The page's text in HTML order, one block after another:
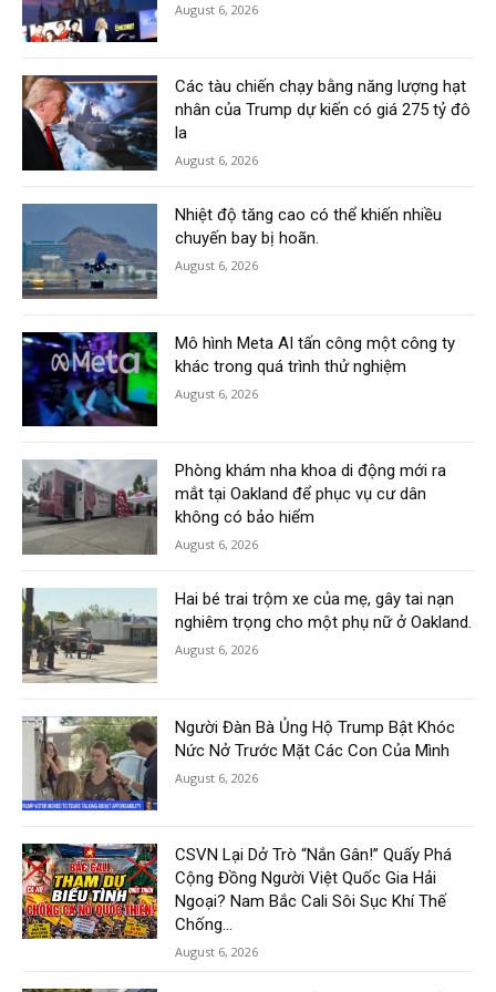
August 6, 2026
Các tàu chiến chạy bằng năng lượng hạt
nhân của Trump dự kiến có giá 275 tỷ đô
la
August 6, 2026
Nhiệt độ tăng cao có thể khiến nhiều
chuyến bay bị hoãn.
August 6, 2026
Mô hình Meta AI tấn công một công ty
khác trong quá trình thử nghiệm
August 6, 2026
Phòng khám nha khoa di động mới ra
mắt tại Oakland để phục vụ cư dân
không có bảo hiểm
August 6, 2026
Hai bé trai trộm xe của mẹ, gây tai nạn
nghiêm trọng cho một phụ nữ ở Oakland.
August 6, 2026
Người Đàn Bà Ủng Hộ Trump Bật Khóc
Nức Nở Trước Mặt Các Con Của Mình
August 6, 2026
CSVN Lại Dở Trò “Nắn Gân!” Quấy Phá
Cộng Đồng Người Việt Quốc Gia Hải
Ngoại? Nam Bắc Cali Sôi Sục Khí Thế
Chống...
August 6, 2026